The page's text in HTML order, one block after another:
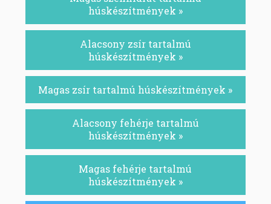
húskészítmények »
Alacsony zsír tartalmú
húskészítmények »
Magas zsír tartalmú húskészítmények »
Alacsony fehérje tartalmú
húskészítmények »
Magas fehérje tartalmú
húskészítmények »